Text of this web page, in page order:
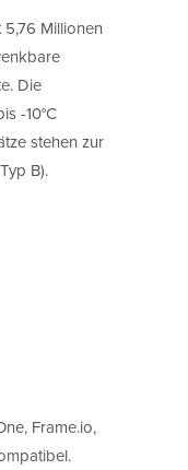
Millionen
Die
-10°C
stehen zur
B).
Frame.io,